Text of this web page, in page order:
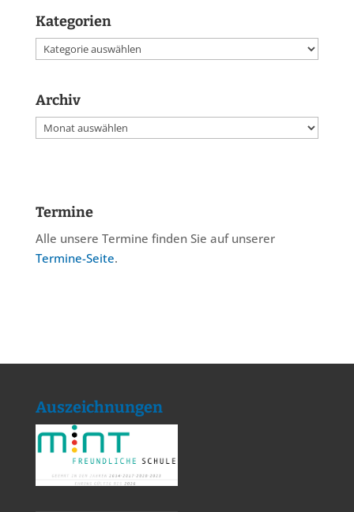
Kategorien
Kategorien
Archiv
Archiv
Termine
Alle unsere Termine finden Sie auf unserer
Termine-Seite.
Auszeichnungen